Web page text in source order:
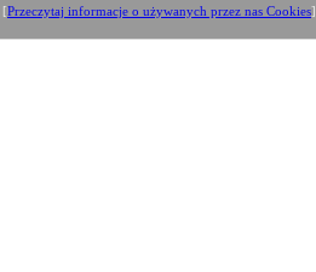
[Przeczytaj informacje o używanych przez nas Cookies].